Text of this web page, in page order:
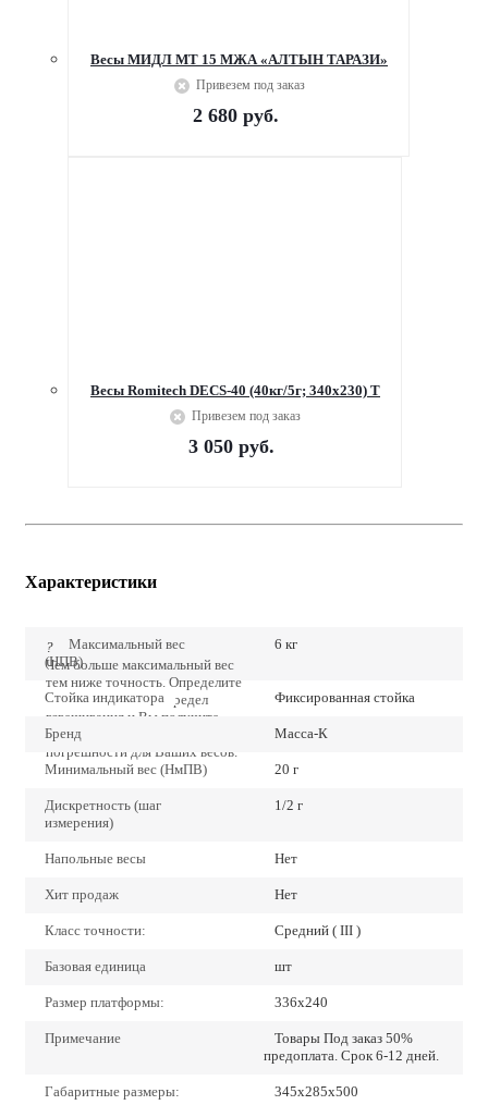
Весы МИДЛ МТ 15 МЖА «АЛТЫН ТАРАЗИ»
Привезем под заказ
2 680руб.
Весы Romitech DECS-40 (40кг/5г; 340х230) Т
Привезем под заказ
3 050 руб.
Характеристики
?
Чем больше максимальный вес
тем ниже точность. Определите
точно наибольший предел
взвешивания и Вы получите
наиболее низкие значения
погрешности для Ваших весов.
Максимальный вес
(НПВ)
6 кг
Стойка индикатора Фиксированная стойка
Бренд Масса-К
Минимальный вес (НмПВ) 20 г
Дискретность (шаг
измерения)
1/2 г
Напольные весы Нет
Хит продаж Нет
Класс точности: Средний ( III )
Базовая единица шт
Размер платформы: 336х240
Примечание
Товары Под заказ 50%
предоплата. Срок 6-12 дней.
Габаритные размеры: 345х285х500